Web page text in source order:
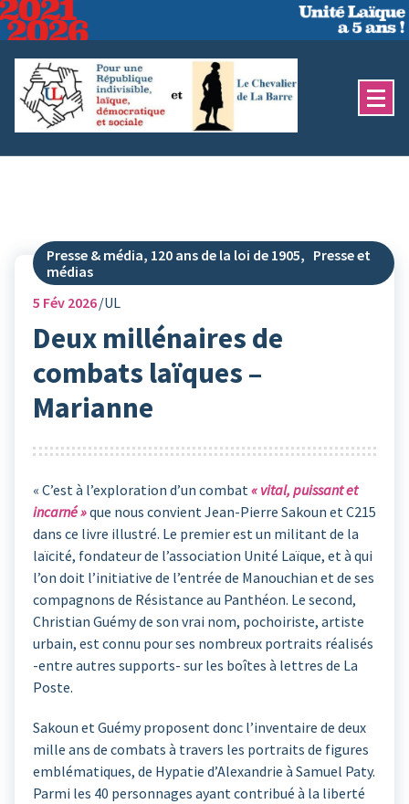
Aller
au
contenu
Presse & média, 120 ans de la loi de 1905, Presse et
médias
5 Fév 2026 UL
Deux millénaires de
combats laïques –
Marianne
« C’est à l’exploration d’un combat« vital, puissant et
incarné »que nous convient Jean-Pierre Sakoun et C215
dans ce livre illustré. Le premier est un militant de la
laïcité, fondateur de l’association Unité Laïque, et à qui
l’on doit l’initiative de l’entrée de Manouchian et de ses
compagnons de Résistance au Panthéon. Le second,
Christian Guémy de son vrai nom, pochoiriste, artiste
urbain, est connu pour ses nombreux portraits réalisés
-entre autres supports- sur les boîtes à lettres de La
Poste.
Sakoun et Guémy proposent donc l’inventaire de deux
mille ans de combats à travers les portraits de figures
emblématiques, de Hypatie d’Alexandrie à Samuel Paty.
Parmi les 40 personnages ayant contribué à la liberté